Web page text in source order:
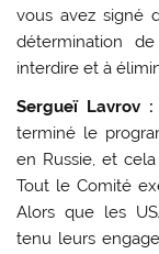
vous avez signé
détermination
interdire et à
Sergueï Lavrov
terminé le
en Russie, et
Tout le Comité
Alors que les
tenu leurs